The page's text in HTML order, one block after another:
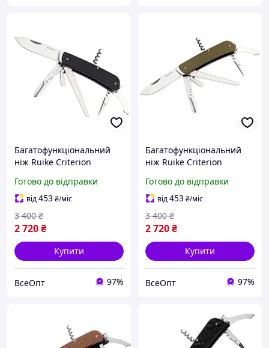
Багатофункціональний
ніж Ruike Criterion
складний, туристичний, з
ручкою G10, вага 194,5 г
Готово до відправки
від453₴/міс
2 720₴
3 400 ₴
Купити
ВсеОпт 97%
Багатофункціональний
ніж Ruike Criterion
складний, туристичний, з
ручкою G10, з лезом 85
мм
Готово до відправки
від453₴/міс
2 720₴
3 400 ₴
Купити
ВсеОпт 97%